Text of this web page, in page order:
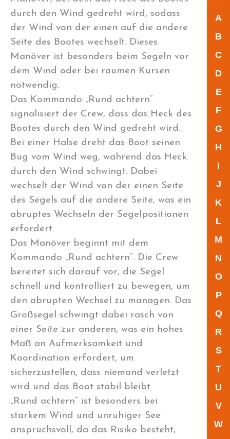
A
B
C
D
E
F
G
H
I
J
K
L
M
N
O
P
Q
R
S
T
U
V
W
durch den Wind gedreht wird, sodass
der Wind von der einen auf die andere
Seite des Bootes wechselt. Dieses
Manöver ist besonders beim Segeln vor
dem Wind oder bei raumen Kursen
notwendig.
Das Kommando „Rund achtern“
signalisiert der Crew, dass das Heck des
Bootes durch den Wind gedreht wird.
Bei einer Halse dreht das Boot seinen
Bug vom Wind weg, während das Heck
durch den Wind schwingt. Dabei
wechselt der Wind von der einen Seite
des Segels auf die andere Seite, was ein
abruptes Wechseln der Segelpositionen
erfordert.
Das Manöver beginnt mit dem
Kommando „Rund achtern“. Die Crew
bereitet sich darauf vor, die Segel
schnell und kontrolliert zu bewegen, um
den abrupten Wechsel zu managen. Das
Großsegel schwingt dabei rasch von
einer Seite zur anderen, was ein hohes
Maß an Aufmerksamkeit und
Koordination erfordert, um
sicherzustellen, dass niemand verletzt
wird und das Boot stabil bleibt.
„Rund achtern“ ist besonders bei
starkem Wind und unruhiger See
anspruchsvoll, da das Risiko besteht,